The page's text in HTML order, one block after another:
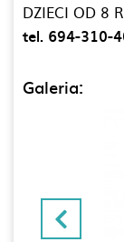
DZIECI OD 8
tel. 694-310-
Galeria: